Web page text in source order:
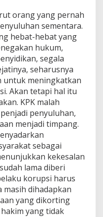
orang yang pernah
sementara.
hebat-hebat yang
hukum,
segala
seharusnya
untuk meningkatkan
Akan tetapi hal itu
KPK malah
penyuluhan,
menjadi timpang.
sebagai
kekesalan
lama diberi
korupsi harus
dihadapkan
yang dikorting
yang tidak